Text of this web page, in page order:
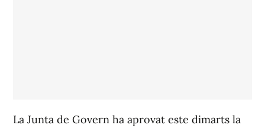
La Junta de Govern ha aprovat este dimarts la